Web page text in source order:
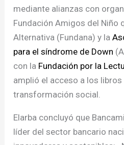
mediante alianzas con
Fundación Amigos del Niño
Alternativa (Fundana) y la
para el síndrome de Down
con la Fundación por la
amplió el acceso a los
transformación social.
Elarba concluyó que
líder del sector bancario